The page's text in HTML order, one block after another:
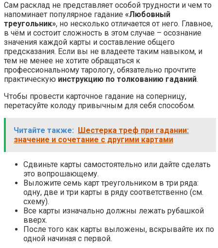
Сам расклад не представляет особой трудности и чем то
напоминает популярное гадание «Любовный
треугольник», но несколько отличается от него. Главное,
в чём и состоит сложность в этом случае – осознание
значения каждой карты и составление общего
предсказания. Если вы не владеете таким навыком, и
тем не менее не хотите обращаться к
профессиональному тарологу, обязательно прочтите
практическую инструкцию по толкованию гаданий.
Чтобы провести карточное гадание на соперницу,
перетасуйте колоду привычным для себя способом.
Читайте также:
Шестерка треф при гадании:
значение и сочетание с другими картами
Сдвиньте карты самостоятельно или дайте сделать
это вопрошающему.
Выложите семь карт треугольником в три ряда:
одну, две и три карты в ряду соответственно (см.
схему).
Все карты изначально должны лежать рубашкой
вверх.
После того как карты выложены, вскрывайте их по
одной начиная с первой.